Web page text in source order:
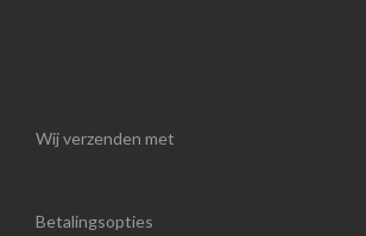
Wij verzenden met
Betalingsopties